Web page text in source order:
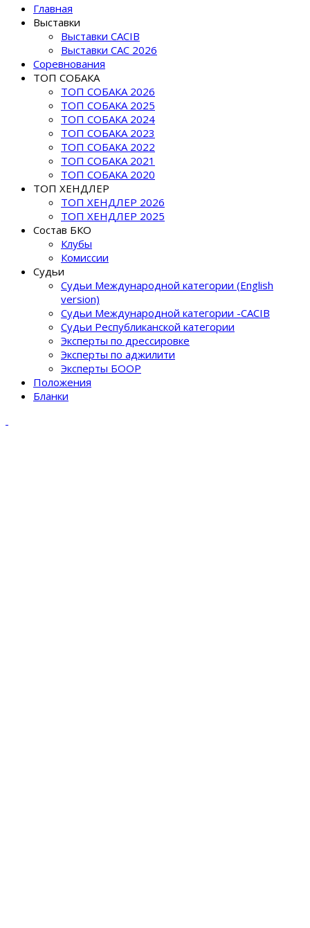
ENCI WINNER 2026 - JCAC, JCACIB, JBOB, JBIS
II GROUPS, JWW, JBOB
NEZHNY ZVER SIVERKO, зав. Полидовец Т.,, вл. Khareuski
Главная
Выставки
Выставки CACIB
Выставки САС 2026
Соревнования
ТОП СОБАКА
ТОП СОБАКА 2026
ТОП СОБАКА 2025
ТОП СОБАКА 2024
ТОП СОБАКА 2023
ТОП СОБАКА 2022
ТОП СОБАКА 2021
ТОП СОБАКА 2020
ТОП ХЕНДЛЕР
ТОП ХЕНДЛЕР 2026
ТОП ХЕНДЛЕР 2025
Состав БКО
Клубы
Комиссии
Судьи
Судьи Международной категории (English
version)
Судьи Международной категории -CACIB
Судьи Республиканской категории
Эксперты по дрессировке
Эксперты по аджилити
Эксперты БООР
Положения
Бланки